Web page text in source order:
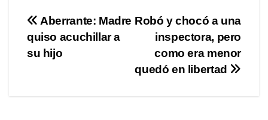
Navegación
de
Robó y chocó a una
inspectora, pero
como era menor
quedó en libertad
Aberrante: Madre
quiso acuchillar a
su hijo